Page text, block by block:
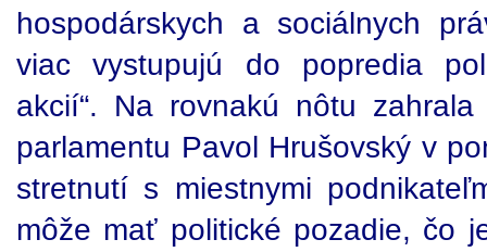
hospodárskych a sociálnych
viac vystupujú do popredia
akcií“. Na rovnakú nôtu
parlamentu Pavol Hrušovský v
stretnutí s miestnymi
môže mať politické pozadie, čo